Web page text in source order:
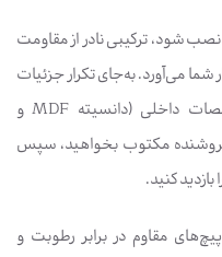
شود، ترکیبی نادر از مقاومت
می‌آورد. به‌جای تکرار جزئیات
فنی، الآن وقت اقدام است: اول مشخصات داخلی (دانسیته MDF و
مکتوب بخواهید، سپس
کنید.
مقاوم در برابر رطوبت و